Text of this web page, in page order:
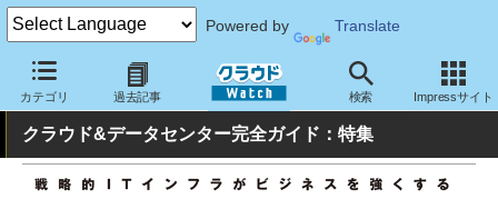
Powered by Translate
カテゴリ 過去記事 検索 Impressサイト
クラウド Watch ハード・インフラ データセンター
クラウド&データセンター完全ガイド：特集